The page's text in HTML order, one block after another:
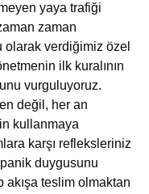
yaya trafiği
zaman
verdiğimiz özel
ilk kuralının
vurguluyoruz.
değil, her an
kullanmaya
karşı refleksleriniz
duygusunu
teslim olmaktan